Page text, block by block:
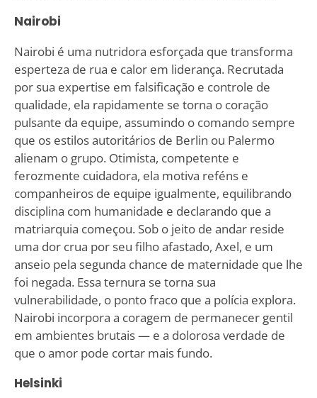
Nairobi
Nairobi é uma nutridora esforçada que transforma
esperteza de rua e calor em liderança. Recrutada
por sua expertise em falsificação e controle de
qualidade, ela rapidamente se torna o coração
pulsante da equipe, assumindo o comando sempre
que os estilos autoritários de Berlin ou Palermo
alienam o grupo. Otimista, competente e
ferozmente cuidadora, ela motiva reféns e
companheiros de equipe igualmente, equilibrando
disciplina com humanidade e declarando que a
matriarquia começou. Sob o jeito de andar reside
uma dor crua por seu filho afastado, Axel, e um
anseio pela segunda chance de maternidade que lhe
foi negada. Essa ternura se torna sua
vulnerabilidade, o ponto fraco que a polícia explora.
Nairobi incorpora a coragem de permanecer gentil
em ambientes brutais — e a dolorosa verdade de
que o amor pode cortar mais fundo.
Helsinki